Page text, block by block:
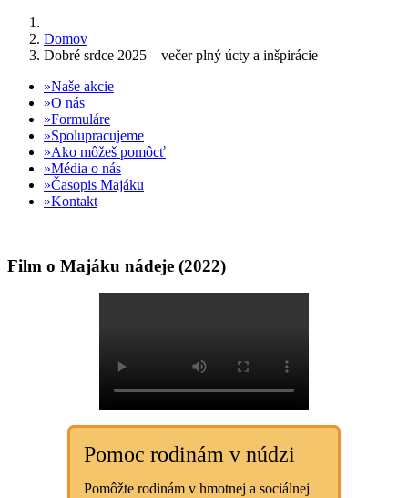
Domov
Dobré srdce 2025 – večer plný úcty a inšpirácie
Naše akcie
O nás
Formuláre
Spolupracujeme
Ako môžeš pomôcť
Média o nás
Časopis Majáku
Kontakt
Film o Majáku nádeje (2022)